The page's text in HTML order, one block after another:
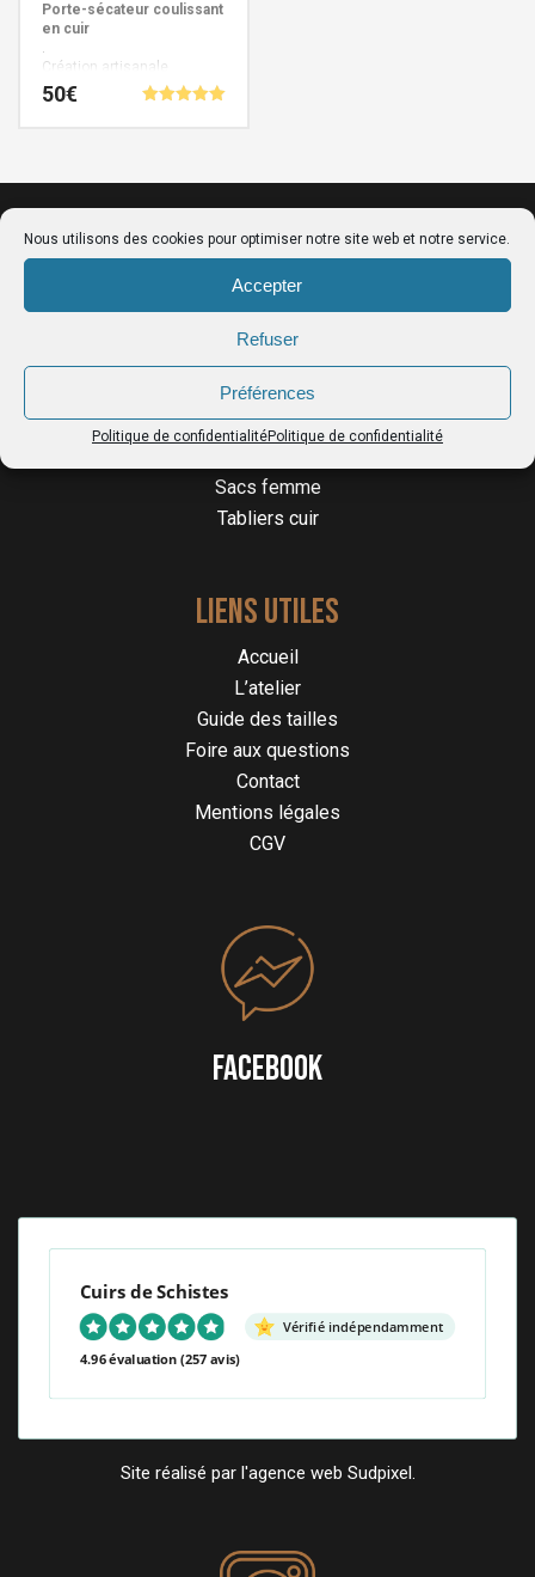
Nous utilisons des cookies pour optimiser notre site web et notre service.
Accepter
Refuser
Préférences
Politique de confidentialitéPolitique de confidentialité
Porte-sécateur coulissant
en cuir
.
Création artisanale
Française signée Cuirs de
Schistes.
50€
plusieurs
variations.
choisies
la
LE CATALOGUE
Sacs femme
Tabliers cuir
LIENS UTILES
Accueil
L’atelier
Guide des tailles
Foire aux questions
Contact
Mentions légales
CGV
FACEBOOK
Cuirs de Schistes
Vérifié indépendamment
4.96 évaluation (257 avis)
Site réalisé par l'agence web Sudpixel.